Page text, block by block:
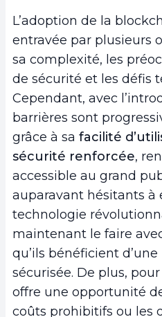
L’adoption de la
entravée par plusieurs
sa complexité, les
de sécurité et les défis
Cependant, avec
barrières sont
grâce à sa facilité
sécurité renforcée,
accessible au grand
auparavant hésitants à
technologie
maintenant le faire
qu’ils bénéficient
sécurisée. De plus,
offre une opportunité
coûts prohibitifs ou les